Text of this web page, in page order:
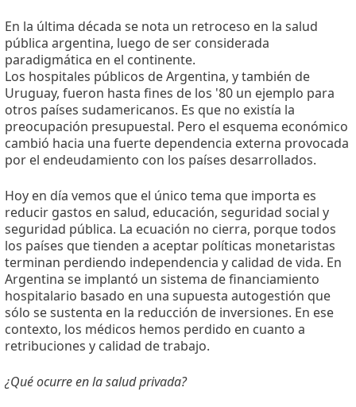
En la última década se nota un retroceso en la salud
pública argentina, luego de ser considerada
paradigmática en el continente.
Los hospitales públicos de Argentina, y también de
Uruguay, fueron hasta fines de los '80 un ejemplo para
otros países sudamericanos. Es que no existía la
preocupación presupuestal. Pero el esquema económico
cambió hacia una fuerte dependencia externa provocada
por el endeudamiento con los países desarrollados.
Hoy en día vemos que el único tema que importa es
reducir gastos en salud, educación, seguridad social y
seguridad pública. La ecuación no cierra, porque todos
los países que tienden a aceptar políticas monetaristas
terminan perdiendo independencia y calidad de vida. En
Argentina se implantó un sistema de financiamiento
hospitalario basado en una supuesta autogestión que
sólo se sustenta en la reducción de inversiones. En ese
contexto, los médicos hemos perdido en cuanto a
retribuciones y calidad de trabajo.
¿Qué ocurre en la salud privada?